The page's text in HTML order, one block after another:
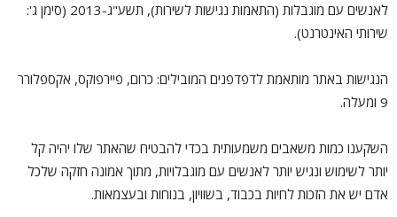
לאנשים עם מוגבלות (התאמות נגישות לשירות), תשע"ג-2013 (סימן ג':
שירותי האינטרנט).
הנגישות באתר מותאמת לדפדפנים המובילים: כרום, פיירפוקס, אקספלורר
9 ומעלה.
השקענו כמות משאבים משמעותית בכדי להבטיח שהאתר שלו יהיה קל
יותר לשימוש ונגיש יותר לאנשים עם מוגבלויות, מתוך אמונה חזקה שלכל
אדם יש את הזכות לחיות בכבוד, בשוויון, בנוחות ובעצמאות.